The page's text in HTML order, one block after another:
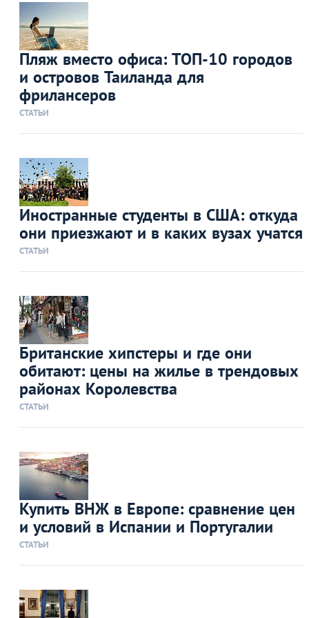
Пляж вместо офиса: ТОП-10 городов
и островов Таиланда для
фрилансеров
СТАТЬИ
Иностранные студенты в США: откуда
они приезжают и в каких вузах учатся
СТАТЬИ
Британские хипстеры и где они
обитают: цены на жилье в трендовых
районах Королевства
СТАТЬИ
Купить ВНЖ в Европе: сравнение цен
и условий в Испании и Португалии
СТАТЬИ